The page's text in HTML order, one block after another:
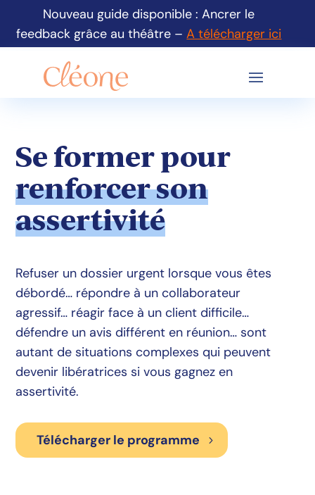
Nouveau guide disponible : Ancrer le
feedback grâce au théâtre –A télécharger ici
Se former pour
renforcer son
assertivité
Refuser un dossier urgent lorsque vous êtes
débordé… répondre à un collaborateur
agressif… réagir face à un client difficile…
défendre un avis différent en réunion… sont
autant de situations complexes qui peuvent
devenir libératrices si vous gagnez en
assertivité.
Télécharger le programme